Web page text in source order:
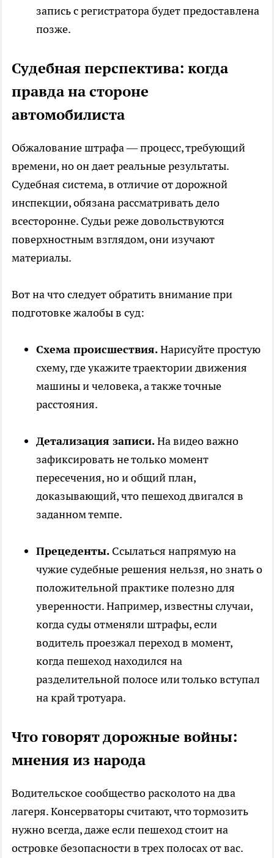
запись с регистратора будет предоставлена
позже.
Судебная перспектива: когда
правда на стороне
автомобилиста
Обжалование штрафа — процесс, требующий
времени, но он дает реальные результаты.
Судебная система, в отличие от дорожной
инспекции, обязана рассматривать дело
всесторонне. Судьи реже довольствуются
поверхностным взглядом, они изучают
материалы.
Вот на что следует обратить внимание при
подготовке жалобы в суд:
Схема происшествия.Нарисуйте простую
схему, где укажите траектории движения
машины и человека, а также точные
расстояния.
Детализация записи.На видео важно
зафиксировать не только момент
пересечения, но и общий план,
доказывающий, что пешеход двигался в
заданном темпе.
Прецеденты. Ссылаться напрямую на
чужие судебные решения нельзя, но знать о
положительной практике полезно для
уверенности. Например, известны случаи,
когда суды отменяли штрафы, если
водитель проезжал переход в момент,
когда пешеход находился на
разделительной полосе или только вступал
на край тротуара.
Что говорят дорожные войны:
мнения из народа
Водительское сообщество расколото на два
лагеря. Консерваторы считают, что тормозить
нужно всегда, даже если пешеход стоит на
островке безопасности в трех полосах от вас.